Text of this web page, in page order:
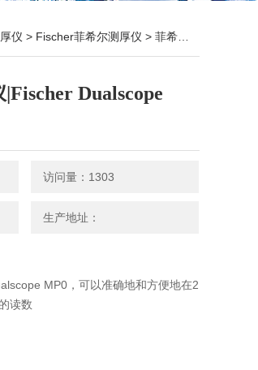
仪 > Fischer菲希尔测厚仪 > 菲希尔涂层测厚仪|Fischer Dualscope MP0
Dualscope
访问量：1303
生产地址：
MP0，可以准确地和方便地在2
读数